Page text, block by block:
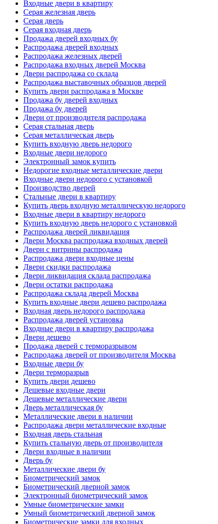
Входные двери в квартиру
Серая железная дверь
Серая дверь
Серая входная дверь
Продажа дверей входных бу
Распродажа дверей входных
Распродажа железных дверей
Распродажа входных дверей Москва
Двери распродажа со склада
Распродажа выставочных образцов дверей
Купить двери распродажа в Москве
Продажа бу дверей входных
Продажа бу дверей
Двери от производителя распродажа
Серая стальная дверь
Серая металлическая дверь
Купить входную дверь недорого
Входные двери недорого
Электронный замок купить
Недорогие входные металлические двери
Входные двери недорого с установкой
Производство дверей
Стальные двери в квартиру
Купить дверь входную металлическую недорого
Входные двери в квартиру недорого
Купить входную дверь недорого с установкой
Распродажа дверей ликвидация
Двери Москва распродажа входных дверей
Двери с витрины распродажа
Распродажа двери входные цены
Двери скидки распродажа
Двери ликвидация склада распродажа
Двери остатки распродажа
Распродажа склада дверей Москва
Купить входные двери дешево распродажа
Входная дверь недорого распродажа
Распродажа дверей установка
Входные двери в квартиру распродажа
Двери дешево
Продажа дверей с терморазрывом
Распродажа дверей от производителя Москва
Входные двери бу
Двери терморазрыв
Купить двери дешево
Дешевые входные двери
Дешевые металлические двери
Дверь металлическая бу
Металлические двери в наличии
Распродажа двери металлические входные
Входная дверь стальная
Купить стальную дверь от производителя
Двери входные в наличии
Дверь бу
Металлические двери бу
Биометрический замок
Биометрический дверной замок
Электронный биометрический замок
Умные биометрические замки
Умный биометрический дверной замок
Биометрические замки для входных